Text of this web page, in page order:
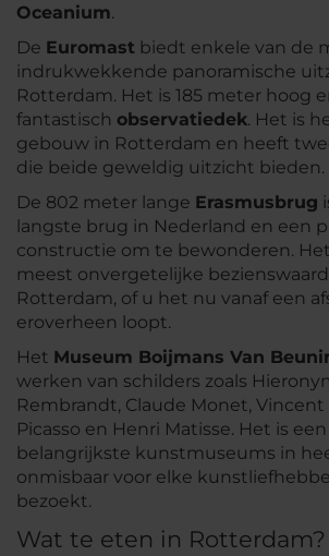
Oceanium.
De Euromast biedt enkele van de
indrukwekkende panoramische
Rotterdam. Het is 185 meter hoog
fantastisch observatiedek. Het is
gebouw in Rotterdam en heeft
die beide geweldig uitzicht bieden.
De 802 meter lange Erasmusbrug
langste brug in Nederland en een
constructie om te bewonderen.
meest onvergetelijke
Rotterdam, of u het nu vanaf een
eroverheen loopt.
Het Museum Boijmans Van
werken van schilders zoals
Rembrandt, Claude Monet, Vincent
Picasso en Henri Matisse. Het is
belangrijkste kunstmuseums in
onmisbaar voor elke
bezoekt.
Wat te eten in Rotterdam?